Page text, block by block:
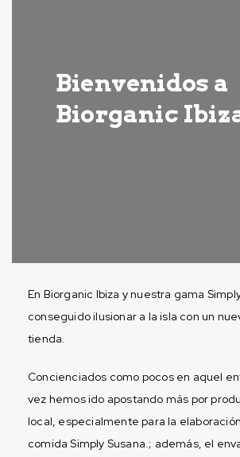
Bienvenidos a
Biorganic
En Biorganic Ibiza y nuestra gama
conseguido ilusionar a la isla con un
tienda.
Concienciados como pocos en aquel
vez hemos ido apostando más por
local, especialmente para la
comida Simply Susana.; además, el